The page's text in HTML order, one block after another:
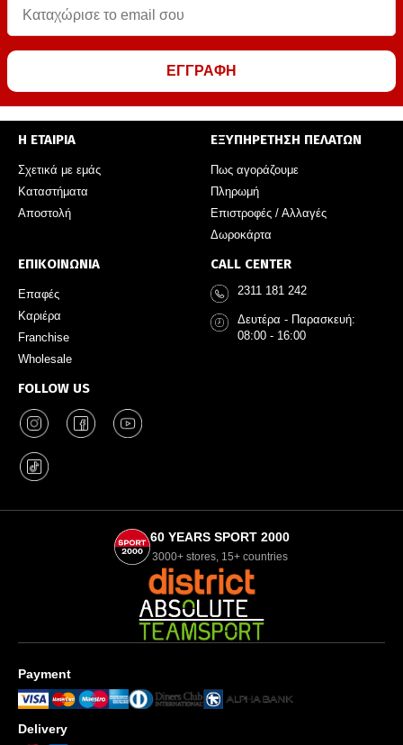
ΕΓΓΡΑΦΗ
Η ΕΤΑΙΡΙΑ
Σχετικά με εμάς
Καταστήματα
Αποστολή
ΕΞΥΠΗΡΕΤΗΣΗ ΠΕΛΑΤΩΝ
Πως αγοράζουμε
Πληρωμή
Επιστροφές / Αλλαγές
Δωροκάρτα
ΕΠΙΚΟΙΝΩΝΙΑ
Επαφές
Καριέρα
Franchise
Wholesale
FOLLOW US
CALL CENTER
2311 181 242
Δευτέρα - Παρασκευή:
08:00 - 16:00
60 YEARS SPORT 2000
3000+ stores, 15+ countries
Payment
Delivery